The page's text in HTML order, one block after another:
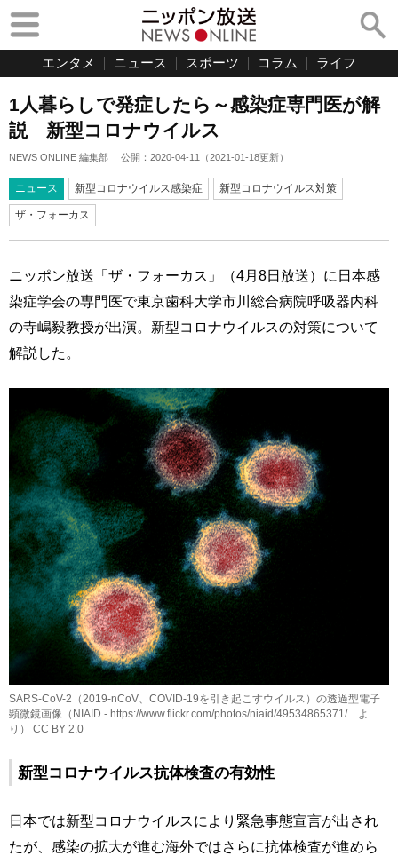
エンタメ ニュース スポーツ コラム ライフ
1人暮らしで発症したら～感染症専門医が解
説 新型コロナウイルス
NEWS ONLINE 編集部 公開： 2020-04-11 （2021-01-18更新）
ニュース 新型コロナウイルス感染症 新型コロナウイルス対策
ザ・フォーカス
ニッポン放送「ザ・フォーカス」（4月8日放送）に日本感
染症学会の専門医で東京歯科大学市川総合病院呼吸器内科
の寺嶋毅教授が出演。新型コロナウイルスの対策について
解説した。
SARS-CoV-2（2019-nCoV、COVID-19を引き起こすウイルス）の透過型電子
顕微鏡画像（NIAID - https://www.flickr.com/photos/niaid/49534865371/ よ
り） CC BY 2.0
新型コロナウイルス抗体検査の有効性
日本では新型コロナウイルスにより緊急事態宣言が出され
たが、感染の拡大が進む海外ではさらに抗体検査が進めら